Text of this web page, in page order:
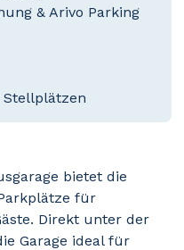
& Arivo Parking
Stellplätzen
bietet die
für
Direkt unter der
Garage ideal für